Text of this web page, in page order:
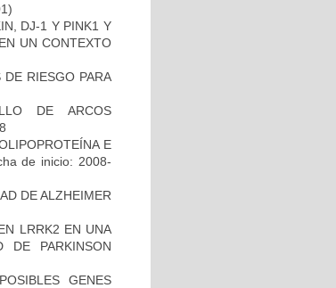
DJ-1 Y PINK1 Y
UN CONTEXTO
RIESGO PARA
DE ARCOS
E
de inicio: 2008-
DE ALZHEIMER
LRRK2 EN UNA
DE PARKINSON
GENES